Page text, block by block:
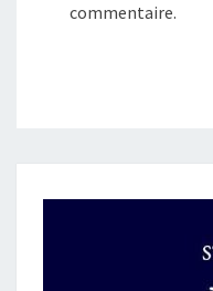
commentaire.